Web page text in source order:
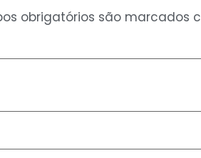
obrigatórios são marcados